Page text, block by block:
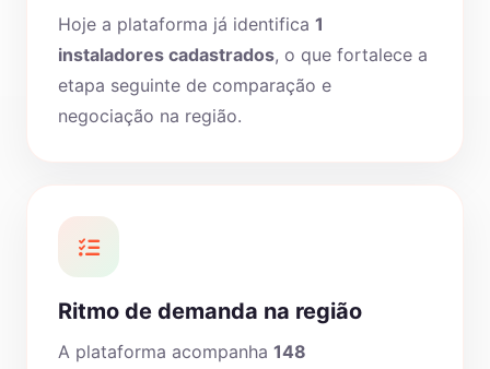
Hoje a plataforma já identifica 1
instaladores cadastrados, o que fortalece a
etapa seguinte de comparação e
negociação na região.
Ritmo de demanda na região
A plataforma acompanha 148